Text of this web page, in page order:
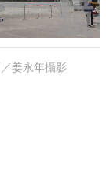
姜永年攝影